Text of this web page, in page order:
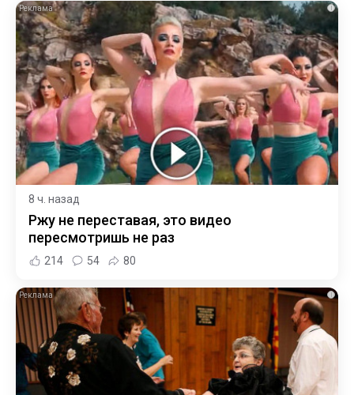
i
8 ч. назад
Ржу не переставая, это видео
пересмотришь не раз
214 54 80
i